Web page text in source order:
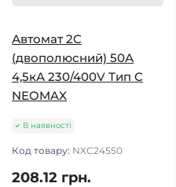
Автомат 2C
(двополюсний) 50А
4,5кА 230/400V Тип C
NEOMAX
В наявності
Код товару: NXC24550
208.12 грн.